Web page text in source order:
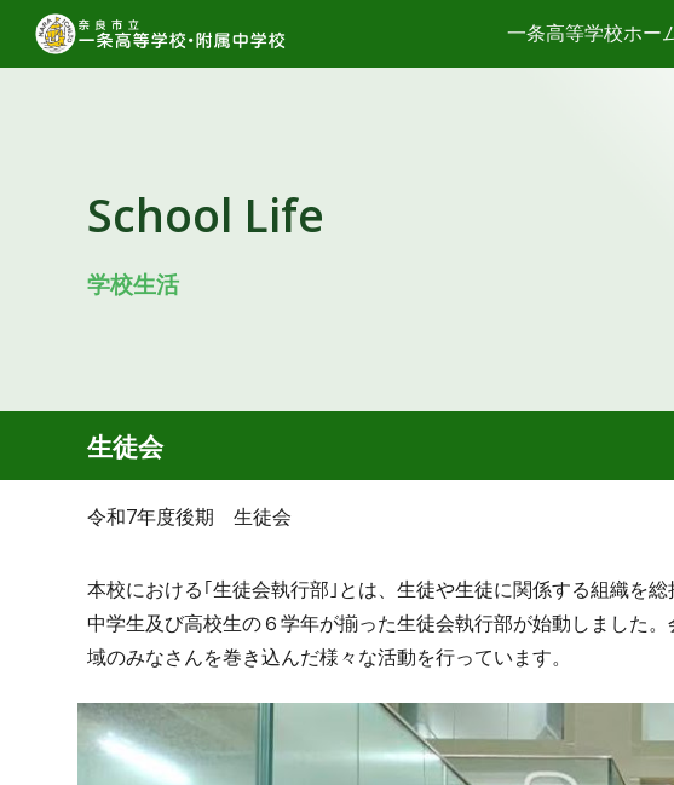
Skip to main
一条高等学校ホー
School Life
学校生活
生徒会
令和7年度後期 生徒会
本校における｢生徒会執行部｣とは、生徒や生徒に関係する組織を
中学生及び高校生の６学年が揃った生徒会執行部が始動しました
域のみなさんを巻き込んだ様々な活動を行っています。